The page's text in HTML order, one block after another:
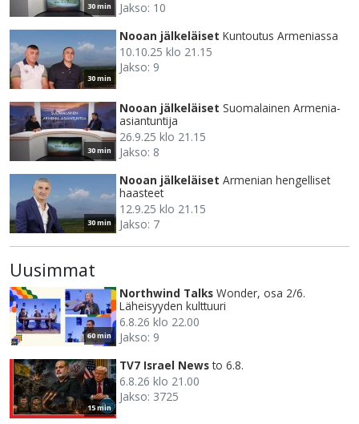
30 min
Jakso: 10
30 min
Nooan jälkeläiset Kuntoutus Armeniassa
10.10.25 klo 21.15
Jakso: 9
30 min
Nooan jälkeläiset Suomalainen Armenia-
asiantuntija
26.9.25 klo 21.15
Jakso: 8
30 min
Nooan jälkeläiset Armenian hengelliset
haasteet
12.9.25 klo 21.15
Jakso: 7
Uusimmat
60 min
Northwind Talks Wonder, osa 2/6.
Läheisyyden kulttuuri
6.8.26 klo 22.00
Jakso: 9
15 min
TV7 Israel News to 6.8.
6.8.26 klo 21.00
Jakso: 3725